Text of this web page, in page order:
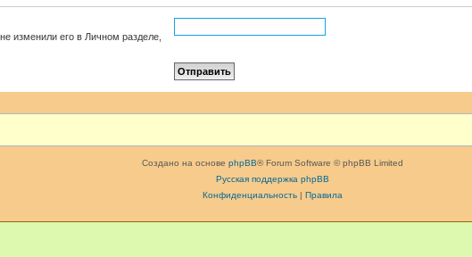
изменили его в Личном разделе,
Создано на основе phpBB® Forum Software © phpBB Limited
Русская поддержка phpBB
Конфиденциальность| Правила